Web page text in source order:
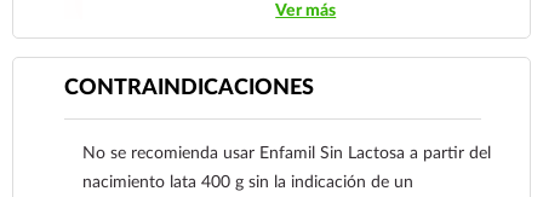
consumirlo. Contacte a su médico de inmediato si
sospecha que tiene un problema de salud.
Ver más
CONTRAINDICACIONES
No se recomienda usar Enfamil Sin Lactosa a partir del
nacimiento lata 400 g sin la indicación de un